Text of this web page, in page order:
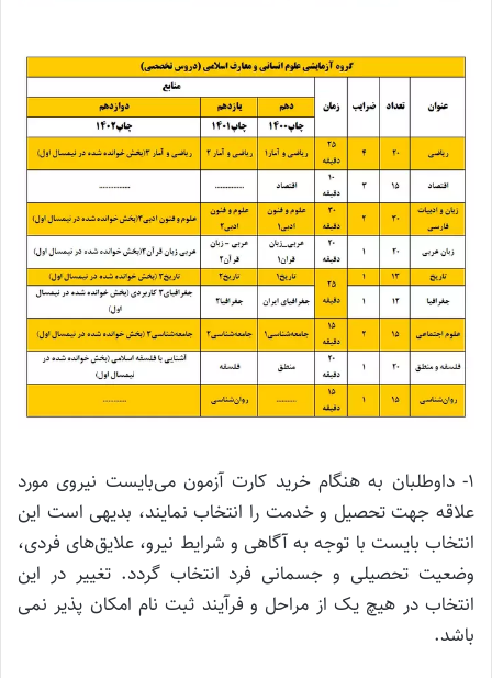
۱- داوطلبان به هنگام خرید کارت آزمون می‌بایست نیروی مورد
علاقه جهت تحصیل و خدمت را انتخاب نمایند، بدیهی است این
انتخاب بایست با توجه به آگاهی و شرایط نیرو، علایق‌های فردی،
وضعیت تحصیلی و جسمانی فرد انتخاب گردد. تغییر در این
انتخاب در هیچ یک از مراحل و فرآیند ثبت نام امکان پذیر نمی
باشد.